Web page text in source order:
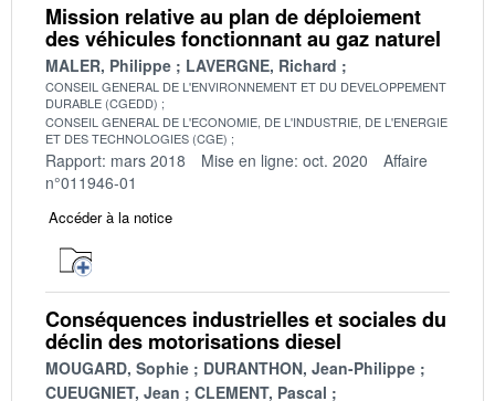
Mission relative au plan de déploiement
des véhicules fonctionnant au gaz naturel
MALER, Philippe LAVERGNE, Richard
CONSEIL GENERAL DE L'ENVIRONNEMENT ET DU DEVELOPPEMENT
DURABLE (CGEDD)
CONSEIL GENERAL DE L'ECONOMIE, DE L'INDUSTRIE, DE L'ENERGIE
ET DES TECHNOLOGIES (CGE)
Rapport: mars 2018 Mise en ligne: oct. 2020
Affaire
n°011946-01
Accéder à la notice
Conséquences industrielles et sociales du
déclin des motorisations diesel
MOUGARD, Sophie
DURANTHON, Jean-Philippe
CUEUGNIET, Jean
CLEMENT, Pascal